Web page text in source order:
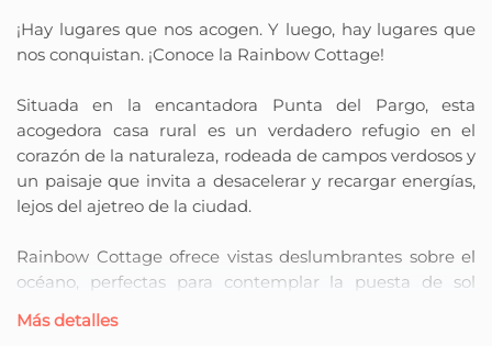
¡Hay lugares que nos acogen. Y luego, hay lugares que
nos conquistan. ¡Conoce la Rainbow Cottage!
Situada en la encantadora Punta del Pargo, esta
acogedora casa rural es un verdadero refugio en el
corazón de la naturaleza, rodeada de campos verdosos y
un paisaje que invita a desacelerar y recargar energías,
lejos del ajetreo de la ciudad.
Rainbow Cottage ofrece vistas deslumbrantes sobre el
océano, perfectas para contemplar la puesta de sol
Más detalles